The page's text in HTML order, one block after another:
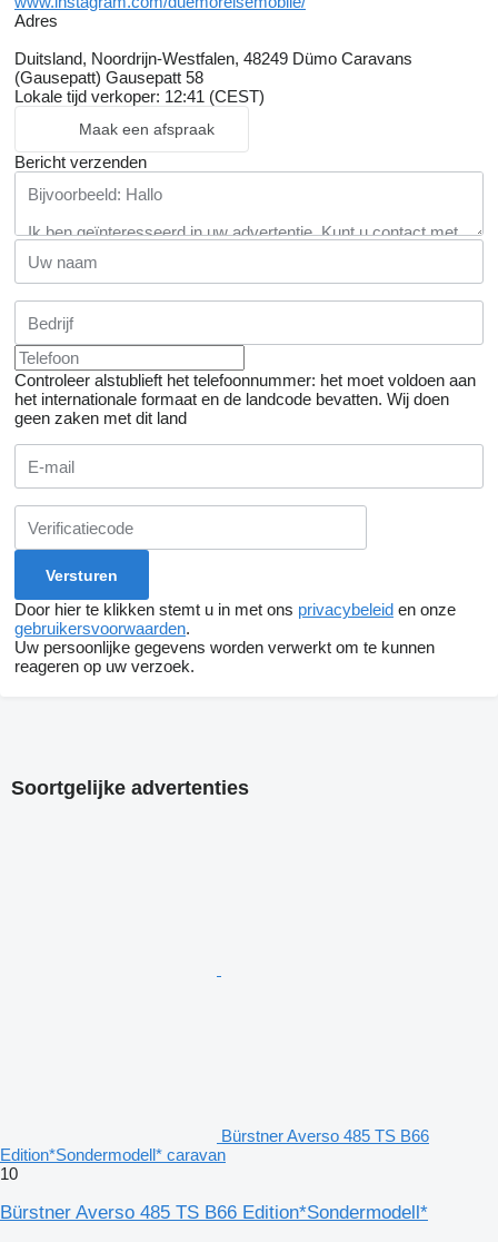
Adres
Duitsland, Noordrijn-Westfalen, 48249 Dümo Caravans
(Gausepatt) Gausepatt 58
Lokale tijd verkoper: 12:41 (CEST)
Maak een afspraak
Bericht verzenden
Controleer alstublieft het telefoonnummer: het moet voldoen aan
het internationale formaat en de landcode bevatten. Wij doen
geen zaken met dit land
Door hier te klikken stemt u in met ons privacybeleid en onze
gebruikersvoorwaarden.
Uw persoonlijke gegevens worden verwerkt om te kunnen
reageren op uw verzoek.
Soortgelijke advertenties
Bürstner Averso 485 TS B66
Edition*Sondermodell* caravan
10
Bürstner Averso 485 TS B66 Edition*Sondermodell*